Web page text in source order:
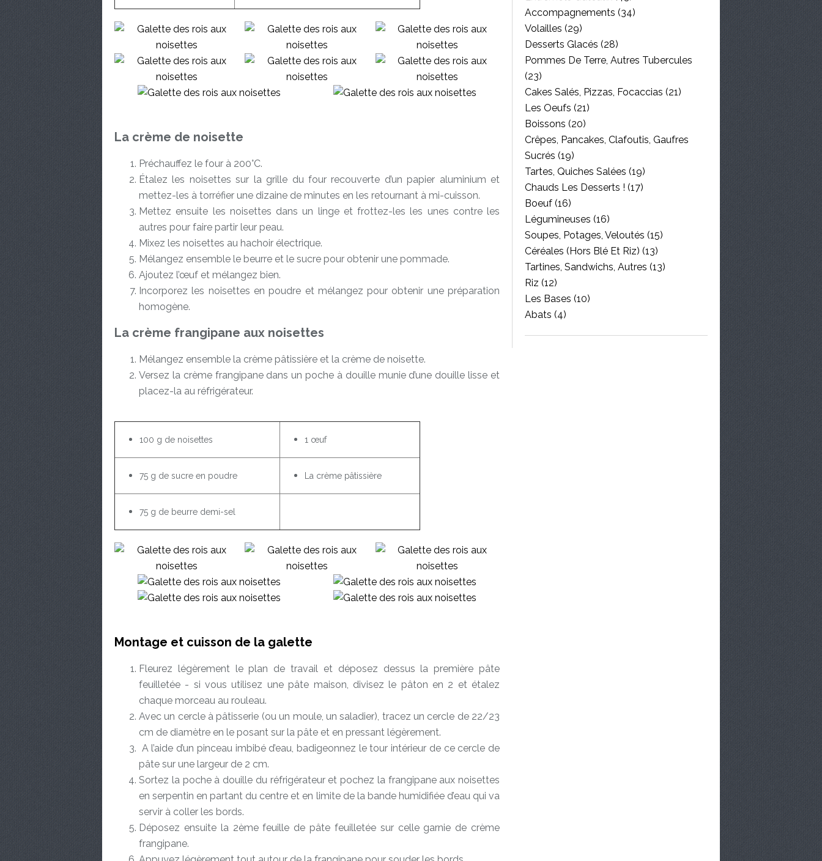
La crème de noisette
Préchauffez le four à 200°C.
Étalez les noisettes sur la grille du four recouverte d’un papier aluminium et
mettez-les à torréfier une dizaine de minutes en les retournant à mi-cuisson.
Mettez ensuite les noisettes dans un linge et frottez-les les unes contre les
autres pour faire partir leur peau.
Mixez les noisettes au hachoir électrique.
Mélangez ensemble le beurre et le sucre pour obtenir une pommade.
Ajoutez l’œuf et mélangez bien.
Incorporez les noisettes en poudre et mélangez pour obtenir une préparation
homogène.
La crème frangipane aux noisettes
Mélangez ensemble la crème pâtissière et la crème de noisette.
Versez la crème frangipane dans un poche à douille munie d’une douille lisse et
placez-la au réfrigérateur.
100 g de noisettes 1 œuf
75 g de sucre en poudre La crème pâtissière
75 g de beurre demi-sel
Montage et cuisson de la galette
Fleurez légèrement le plan de travail et déposez dessus la première pâte
feuilletée - si vous utilisez une pâte maison, divisez le pâton en 2 et étalez
chaque morceau au rouleau.
Avec un cercle à pâtisserie (ou un moule, un saladier), tracez un cercle de 22/23
cm de diamètre en le posant sur la pâte et en pressant légèrement.
A l’aide d’un pinceau imbibé d’eau, badigeonnez le tour intérieur de ce cercle de
pâte sur une largeur de 2 cm.
Sortez la poche à douille du réfrigérateur et pochez la frangipane aux noisettes
en serpentin en partant du centre et en limite de la bande humidifiée d’eau qui va
servir à coller les bords.
Déposez ensuite la 2ème feuille de pâte feuilletée sur celle garnie de crème
frangipane.
Accompagnements (34)
Volailles (29)
Desserts Glacés (28)
Pommes De Terre, Autres Tubercules
(23)
Cakes Salés, Pizzas, Focaccias (21)
Les Oeufs (21)
Boissons (20)
Crêpes, Pancakes, Clafoutis, Gaufres
Sucrés (19)
Tartes, Quiches Salées (19)
Chauds Les Desserts ! (17)
Boeuf (16)
Légumineuses (16)
Soupes, Potages, Veloutés (15)
Céréales (hors Blé Et Riz) (13)
Tartines, Sandwichs, Autres (13)
Riz (12)
Les Bases (10)
Abats (4)